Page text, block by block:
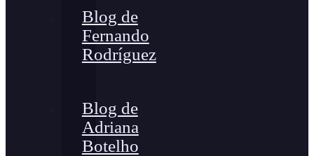
Blog de
Fernando
Rodríguez
Blog de
Adriana
Botelho